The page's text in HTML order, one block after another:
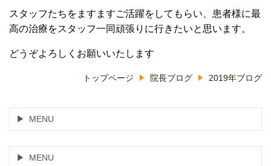
スタッフたちをますますご活躍をしてもらい、患者様に最
高の治療をスタッフ一同頑張りに行きたいと思います。
どうぞよろしくお願いいたします
トップページ 院長ブログ 2019年ブログ
MENU
MENU